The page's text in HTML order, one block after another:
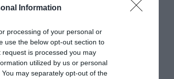
Information
processing of your personal or
use the below opt-out section to
is processed you may
utilized by us or personal
may separately opt-out of the